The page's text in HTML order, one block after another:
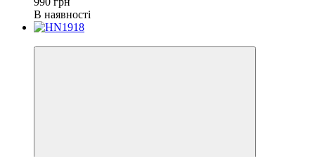
В наявності